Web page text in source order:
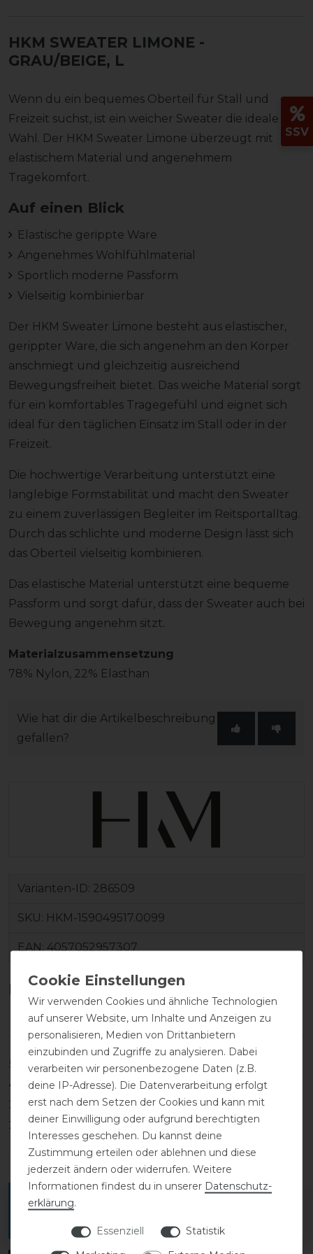
HKM SWEATER LIMONE -
GRAU/BEIGE, L
Wenn du ein bequemes Oberteil für Stall und
Freizeit suchst, ist ein weicher Sweater die ideale
Wahl. Der HKM Sweater Limone überzeugt mit
elastischem Material und angenehmem
Tragekomfort.
Auf einen Blick
Elastische gerippte Ware
Angenehmes Wohlfühlmaterial
Sportlich moderne Passform
Vielseitig kombinierbar
Der HKM Sweater Limone besteht aus elastischer,
gerippter Ware, die sich angenehm an den Körper
anschmiegt und gleichzeitig ausreichend
Bewegungsfreiheit bietet. Das weiche Material sorgt
für ein komfortables Tragegefühl und eignet sich
ideal für den täglichen Einsatz im Stall oder in der
Freizeit.
Die hochwertige Verarbeitung unterstützt eine
langlebige Formstabilität und macht den Sweater
zu einem zuverlässigen Begleiter im Reitsportalltag.
Durch das schlichte und moderne Design lässt sich
das Oberteil vielseitig kombinieren.
Das elastische Material unterstützt eine bequeme
Passform und sorgt dafür, dass der Sweater auch bei
Bewegung angenehm sitzt.
Materialzusammensetzung
78% Nylon, 22% Elasthan
Wie hat dir die Artikelbeschreibung
gefallen?
Varianten-ID: 286509
SKU: HKM-159049517.0099
EAN:4057052957307
Kundenrezensionen (0)
5
0
4
0
3
0
2
0
1
0
Melde dich an, um eine Kundenrezension zu
SSV
Wir verwenden Cookies und ähnliche Technologien
auf unserer Website, um Inhalte und Anzeigen zu
personalisieren, Medien von Drittanbietern
einzubinden und Zugriffe zu analysieren. Dabei
verarbeiten wir personenbezogene Daten (z.B.
deine IP-Adresse). Die Datenverarbeitung erfolgt
erst nach dem Setzen der Cookies und kann mit
deiner Einwilligung oder aufgrund berechtigten
Interesses geschehen. Du kannst deine
Zustimmung erteilen oder ablehnen und diese
jederzeit ändern oder widerrufen. Weitere
Informationen findest du in unserer Daten­schutz­
erklärung.
Essenziell
Statistik